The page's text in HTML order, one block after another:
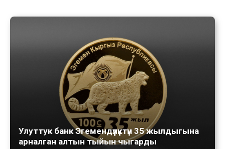
Улуттук банк Эгемендүүлүктүн 35 жылдыгына
арналган алтын тыйын чыгарды